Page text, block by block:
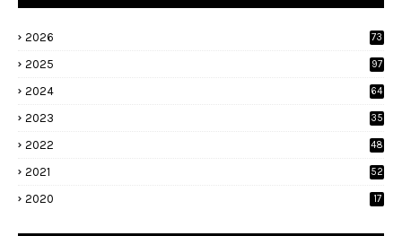
2026 73
2025 97
2024 64
2023
35
2022
48
2021 52
2020 17